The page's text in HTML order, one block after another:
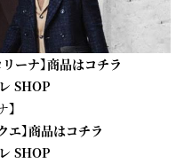
ーナ】商品はコチラ
SHOP
エ】商品はコチラ
SHOP